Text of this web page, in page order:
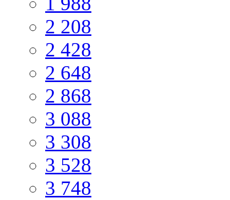
2 208
2 428
2 648
2 868
3 088
3 308
3 528
3 748